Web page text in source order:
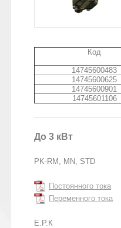
Код
14745600483
14745600625
14745600901
14745601106
До 3 кВт
PK-RM, MN, STD
Постоянного тока
Переменного тока
Е.Р.К